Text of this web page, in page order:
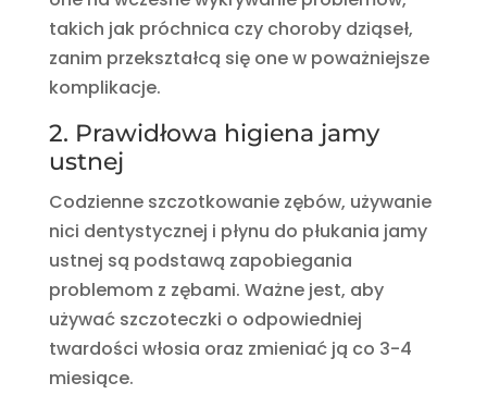
takich jak próchnica czy choroby dziąseł,
zanim przekształcą się one w poważniejsze
komplikacje.
2. Prawidłowa higiena jamy
ustnej
Codzienne szczotkowanie zębów, używanie
nici dentystycznej i płynu do płukania jamy
ustnej są podstawą zapobiegania
problemom z zębami. Ważne jest, aby
używać szczoteczki o odpowiedniej
twardości włosia oraz zmieniać ją co 3-4
miesiące.